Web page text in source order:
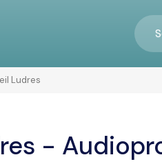
Ludres
-